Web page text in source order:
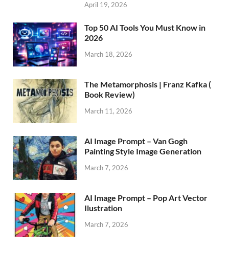
April 19, 2026
Top 50 AI Tools You Must Know in
2026
March 18, 2026
The Metamorphosis | Franz Kafka (
Book Review)
March 11, 2026
AI Image Prompt – Van Gogh
Painting Style Image Generation
March 7, 2026
AI Image Prompt – Pop Art Vector
Ilustration
March 7, 2026